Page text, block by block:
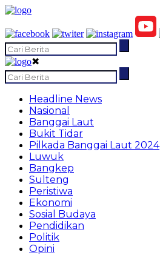
✖
Headline News
Nasional
Banggai Laut
Bukit Tidar
Pilkada Banggai Laut 2024
Luwuk
Bangkep
Sulteng
Peristiwa
Ekonomi
Sosial Budaya
Pendidikan
Politik
Opini